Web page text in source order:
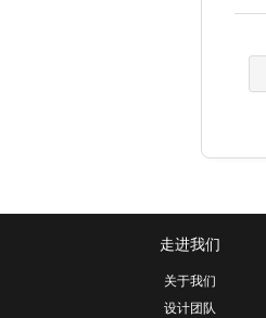
走进我们
关于我们
设计团队